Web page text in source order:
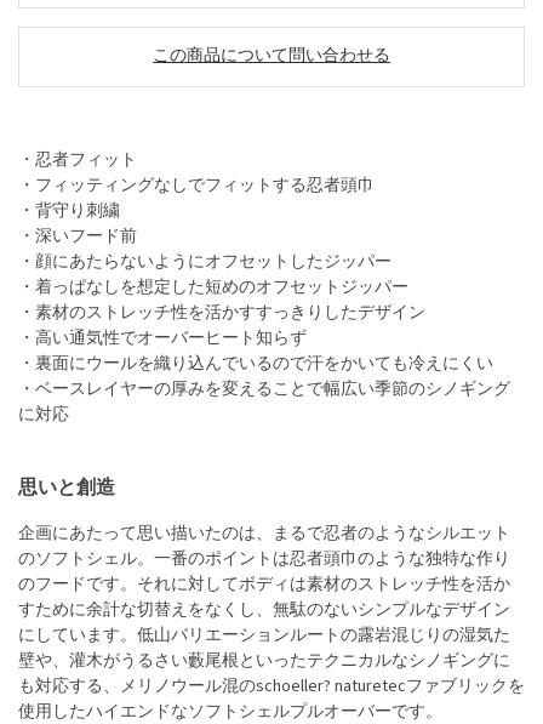
この商品について問い合わせる
・忍者フィット
・フィッティングなしでフィットする忍者頭巾
・背守り刺繍
・深いフード前
・顔にあたらないようにオフセットしたジッパー
・着っぱなしを想定した短めのオフセットジッパー
・素材のストレッチ性を活かすすっきりしたデザイン
・高い通気性でオーバーヒート知らず
・裏面にウールを織り込んでいるので汗をかいても冷えにくい
・ベースレイヤーの厚みを変えることで幅広い季節のシノギング
に対応
思いと創造
企画にあたって思い描いたのは、まるで忍者のようなシルエット
のソフトシェル。一番のポイントは忍者頭巾のような独特な作り
のフードです。それに対してボディは素材のストレッチ性を活か
すために余計な切替えをなくし、無駄のないシンプルなデザイン
にしています。低山バリエーションルートの露岩混じりの湿気た
壁や、灌木がうるさい藪尾根といったテクニカルなシノギングに
も対応する、メリノウール混のschoeller? naturetecファブリックを
使用したハイエンドなソフトシェルプルオーバーです。